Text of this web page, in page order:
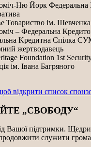
Ню Йорк Федеральна
Товариство ім.
– Федеральна
Kредитнa Спілка
жертводавець
Foundation 1st
ім. Івана Багряного
відкрити список
„СВОБОДУ“
Вашої підтримки.
служити